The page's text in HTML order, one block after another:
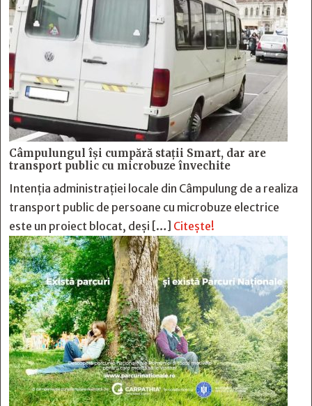
Câmpulungul îşi cumpără staţii Smart, dar are
transport public cu microbuze învechite
Intenția administrației locale din Câmpulung de a realiza
transport public de persoane cu microbuze electrice
este un proiect blocat, deși […] Citește!